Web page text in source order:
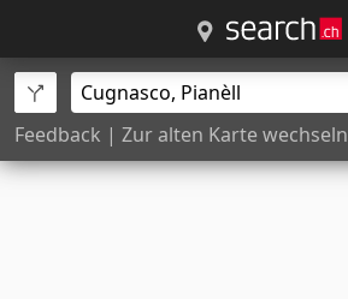
Feedback | Zur alten Karte wechseln